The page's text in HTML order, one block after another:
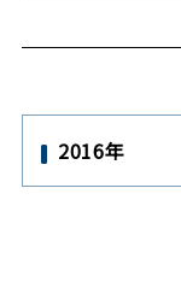
2016年